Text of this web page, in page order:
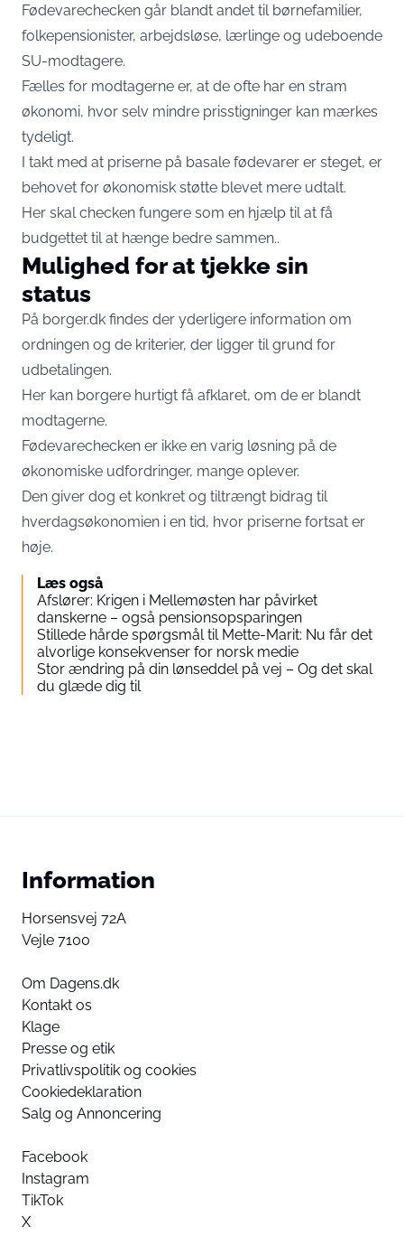
Fødevarechecken går blandt andet til børnefamilier,
folkepensionister, arbejdsløse, lærlinge og udeboende
SU-modtagere.
Fælles for modtagerne er, at de ofte har en stram
økonomi, hvor selv mindre prisstigninger kan mærkes
tydeligt.
I takt med at priserne på basale fødevarer er steget, er
behovet for økonomisk støtte blevet mere udtalt.
Her skal checken fungere som en hjælp til at få
budgettet til at hænge bedre sammen..
Mulighed for at tjekke sin
status
På borger.dk findes der yderligere information om
ordningen og de kriterier, der ligger til grund for
udbetalingen.
Her kan borgere hurtigt få afklaret, om de er blandt
modtagerne.
Fødevarechecken er ikke en varig løsning på de
økonomiske udfordringer, mange oplever.
Den giver dog et konkret og tiltrængt bidrag til
hverdagsøkonomien i en tid, hvor priserne fortsat er
høje.
Læs også
Afslører: Krigen i Mellemøsten har påvirket
danskerne – også pensionsopsparingen
Stillede hårde spørgsmål til Mette-Marit: Nu får det
alvorlige konsekvenser for norsk medie
Stor ændring på din lønseddel på vej – Og det skal
du glæde dig til
Information
Horsensvej 72A
Vejle 7100
Om Dagens.dk
Kontakt os
Klage
Presse og etik
Privatlivspolitik og cookies
Cookiedeklaration
Salg og Annoncering
Facebook
Instagram
TikTok
X